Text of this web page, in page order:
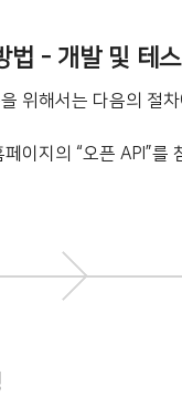
법 - 개발 및 테
위해서는 다음의 절
이지의 “오픈 API”를